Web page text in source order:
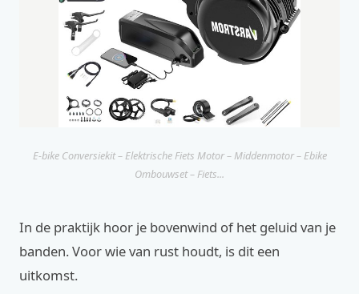
E-bike Conversiekit – Elektrische Fiets Motor – Middenmotor – Ebike
Ombouwset – Fiets...
In de praktijk hoor je bovenwind of het geluid van je
banden. Voor wie van rust houdt, is dit een
uitkomst.